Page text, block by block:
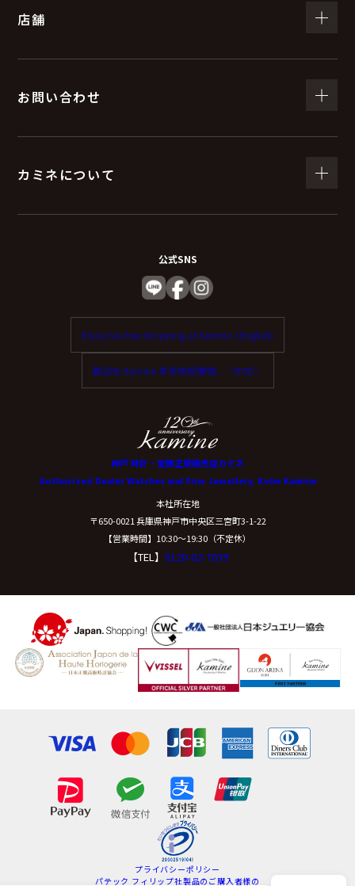
店舗
お問い合わせ
カミネについて
公式SNS
Enjoy tax-free shopping at Kamine. (English)
歡迎在 Kamine 享受免稅購物。（中文）
神戸 時計・宝飾正規販売店カミネ
Authorized Dealer Watches and Fine Jewellery, Kobe Kamine
本社所在地
〒650-0021 兵庫県神戸市中央区三宮町3-1-22
【営業時間】10:30〜19:30（不定休）
【TEL】 0120-02-7039
プライバシーポリシー
パテック フィリップ社製品のご購入者様の